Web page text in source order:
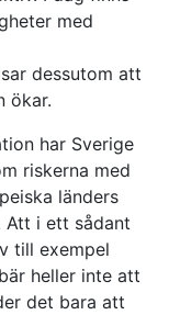
med
dessutom att
ökar.
har Sverige
riskerna med
länders
Att i ett sådant
till exempel
heller inte att
det bara att